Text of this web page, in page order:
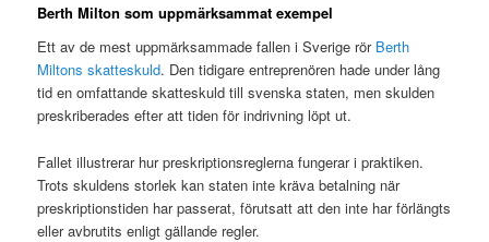
Berth Milton som uppmärksammat exempel
Ett av de mest uppmärksammade fallen i Sverige rör Berth
Miltons skatteskuld. Den tidigare entreprenören hade under lång
tid en omfattande skatteskuld till svenska staten, men skulden
preskriberades efter att tiden för indrivning löpt ut.
Fallet illustrerar hur preskriptionsreglerna fungerar i praktiken.
Trots skuldens storlek kan staten inte kräva betalning när
preskriptionstiden har passerat, förutsatt att den inte har förlängts
eller avbrutits enligt gällande regler.